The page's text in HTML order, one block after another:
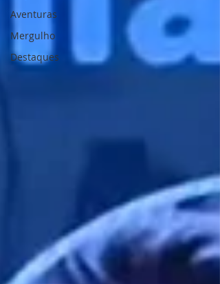
Aventuras
Mergulho
Destaques